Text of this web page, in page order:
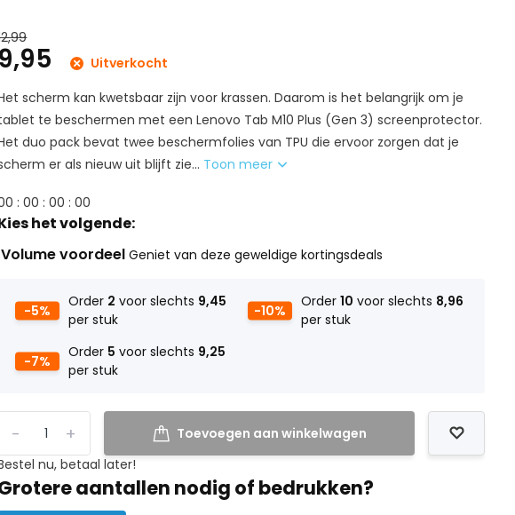
9,95
Uitverkocht
scherm kan kwetsbaar zijn voor krassen. Daarom is het belangrijk om je
te beschermen met een Lenovo Tab M10 Plus (Gen 3) screenprotector.
duo pack bevat twee beschermfolies van TPU die ervoor zorgen dat je
er als nieuw uit blijft zie... Toon meer
0 :00 :00 :00
het volgende:
Volume voordeelGeniet van deze geweldige kortingsdeals
-5%
Order 2 voor slechts 9,45
per stuk
-7%
Order 5 voor slechts 9,25
per stuk
-10%
Order 10 voor slechts 8,96
per stuk
+
-
Toevoegen aan winkelwagen
nu, betaal later!
aantallen nodig of bedrukken?